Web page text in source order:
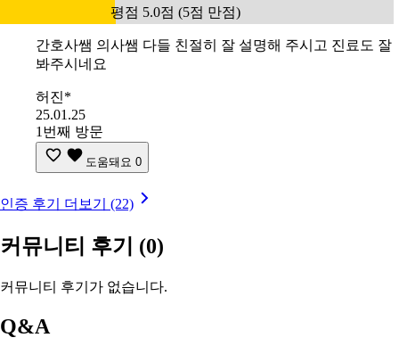
평점 5.0점 (5점 만점)
간호사쌤 의사쌤 다들 친절히 잘 설명해 주시고 진료도 잘
봐주시네요
허진*
25.01.25
1번째 방문
도움돼요 0
인증 후기 더보기 (22)
커뮤니티 후기 (0)
커뮤니티 후기가 없습니다.
Q&A